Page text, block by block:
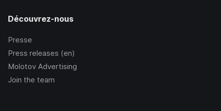
Découvrez-nous
Presse
Press releases (en)
Molotov Advertising
Join the team